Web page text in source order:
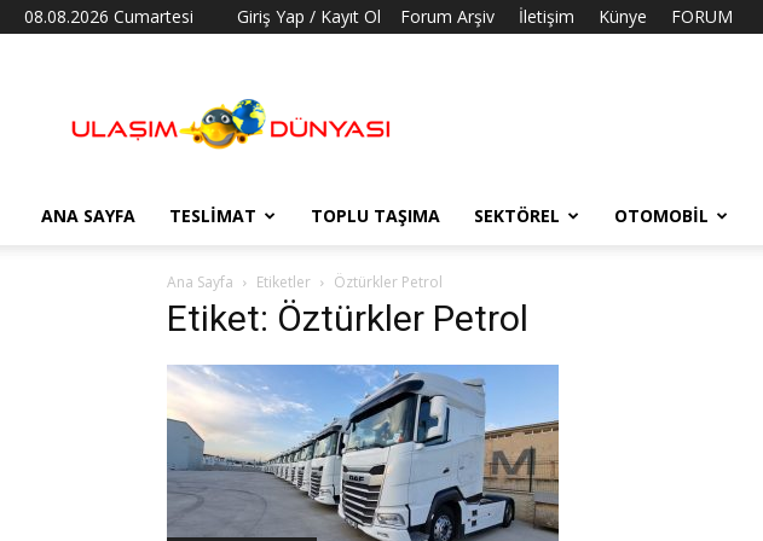
08.08.2026 Cumartesi Giriş Yap / Kayıt Ol Forum Arşiv İletişim Künye FORUM
Dünyası
ANA SAYFA TESLIMAT TOPLU TAŞIMA SEKTÖREL OTOMOBIL
Ana Sayfa Etiketler Öztürkler Petrol
Etiket: Öztürkler Petrol